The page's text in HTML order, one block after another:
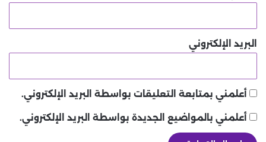
البريد الإلكتروني
أعلمني بمتابعة التعليقات بواسطة البريد الإلكتروني.
أعلمني بالمواضيع الجديدة بواسطة البريد الإلكتروني.